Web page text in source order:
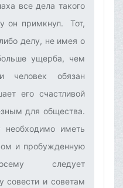
все дела такого
он примкнул. Тот,
делу, не имея о
ущерба, чем
человек обязан
его счастливой
для общества.
иметь
и пробужденную
следует
совести и советам